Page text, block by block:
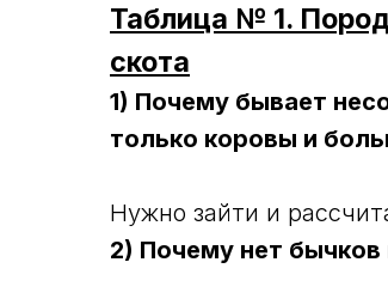
Таблица № 1.
скота
1) Почему бывает
только коровы и
Нужно зайти и
2) Почему нет бычков